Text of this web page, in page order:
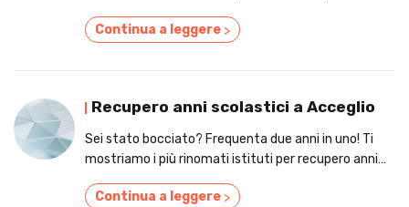
Continua a leggere >
Recupero anni scolastici a Acceglio
Sei stato bocciato? Frequenta due anni in uno! Ti
mostriamo i più rinomati istituti per recupero anni
Continua a leggere >